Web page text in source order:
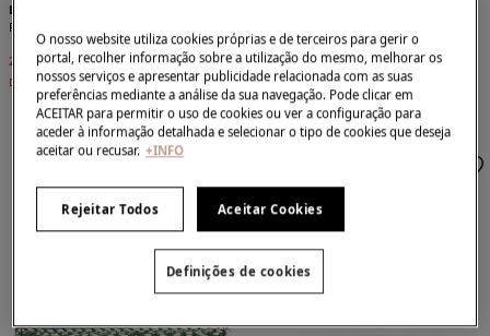
Levi's
Porta-cartões Levis®
23,99 € 35,00 €
Desconto11,01 €
19,95 €
+2 Cores
O nosso website utiliza cookies próprias e de terceiros para gerir o
portal, recolher informação sobre a utilização do mesmo, melhorar os
nossos serviços e apresentar publicidade relacionada com as suas
preferências mediante a análise da sua navegação. Pode clicar em
ACEITAR para permitir o uso de cookies ou ver a configuração para
aceder à informação detalhada e selecionar o tipo de cookies que deseja
aceitar ou recusar. +INFO
Rejeitar Todos Aceitar Cookies
Definições de cookies